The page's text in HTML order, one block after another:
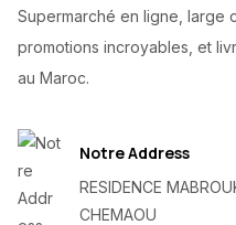
Supermarché en ligne, large
promotions incroyables, et
au Maroc.
Notre Address
RESIDENCE
CHEMAOU